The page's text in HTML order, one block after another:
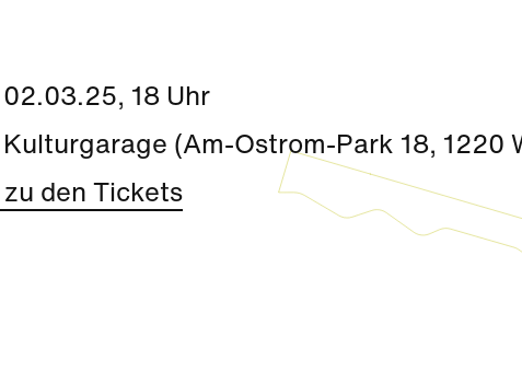
18 Uhr
(Am-Ostrom-Park 18, 1220
den Tickets